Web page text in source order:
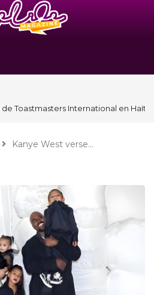
Toastmasters International en Haïti
Kanye West verse…